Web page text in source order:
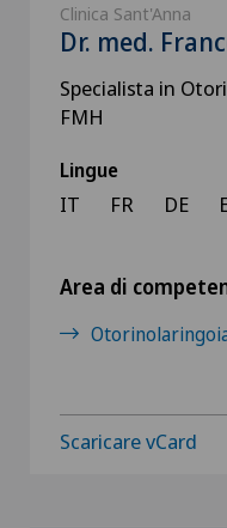
Clinica Sant'Anna
Dr. med.
Specialista in
FMH
Lingue
IT FR DE
Area di
Scaricare vCard